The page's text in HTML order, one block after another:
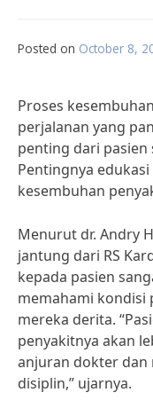
Posted on October 8,
Proses
perjalanan yang
penting dari pasien
Pentingnya
kesembuhan
Menurut dr. Andry
jantung dari RS
kepada pasien
memahami kondisi
mereka derita.
penyakitnya akan
anjuran dokter dan
disiplin,” ujarnya.